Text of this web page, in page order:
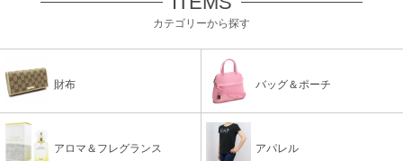
カテゴリーから探す
財布 バッグ＆ポーチ
アロマ＆フレグランス アパレル